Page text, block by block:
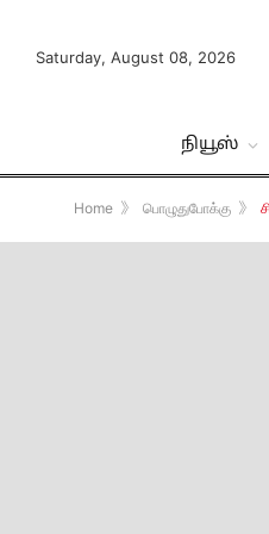
Saturday, August 08, 2026
நியூஸ்
Home 》 பொழுதுபோக்கு 》